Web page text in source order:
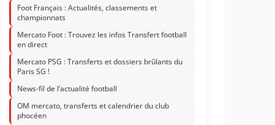
Foot Français : Actualités, classements et
championnats
Mercato Foot : Trouvez les infos Transfert football
en direct
Mercato PSG : Transferts et dossiers brûlants du
Paris SG !
News-fil de l’actualité football
OM mercato, transferts et calendrier du club
phocéen